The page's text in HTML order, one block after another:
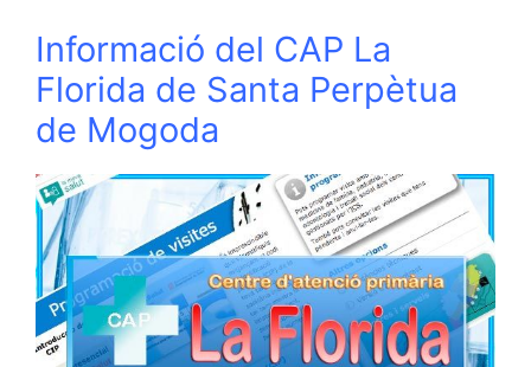
Informació del CAP La
Florida de Santa Perpètua
de Mogoda